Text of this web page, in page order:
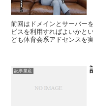
前回はドメインとサーバー
ビスを利用すればよいかと
ども体育会系アドセンスを
記事量産